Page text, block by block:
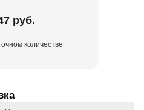
руб.
количестве